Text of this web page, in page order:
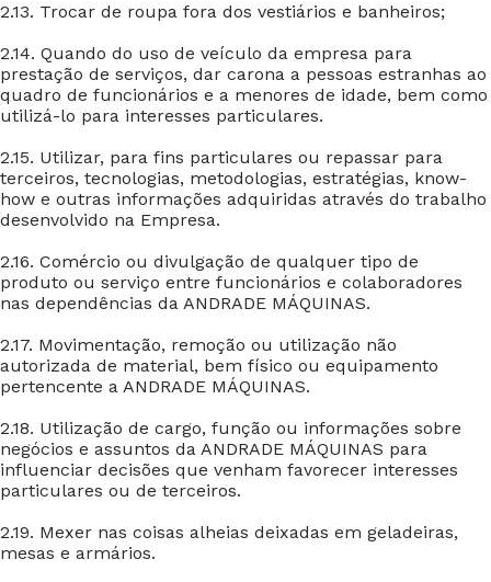
2.13. Trocar de roupa fora dos vestiários e banheiros;
2.14. Quando do uso de veículo da empresa para
prestação de serviços, dar carona a pessoas estranhas ao
quadro de funcionários e a menores de idade, bem como
utilizá-lo para interesses particulares.
2.15. Utilizar, para fins particulares ou repassar para
terceiros, tecnologias, metodologias, estratégias, know-
how e outras informações adquiridas através do trabalho
desenvolvido na Empresa.
2.16. Comércio ou divulgação de qualquer tipo de
produto ou serviço entre funcionários e colaboradores
nas dependências da ANDRADE MÁQUINAS.
2.17. Movimentação, remoção ou utilização não
autorizada de material, bem físico ou equipamento
pertencente a ANDRADE MÁQUINAS.
2.18. Utilização de cargo, função ou informações sobre
negócios e assuntos da ANDRADE MÁQUINAS para
influenciar decisões que venham favorecer interesses
particulares ou de terceiros.
2.19. Mexer nas coisas alheias deixadas em geladeiras,
mesas e armários.